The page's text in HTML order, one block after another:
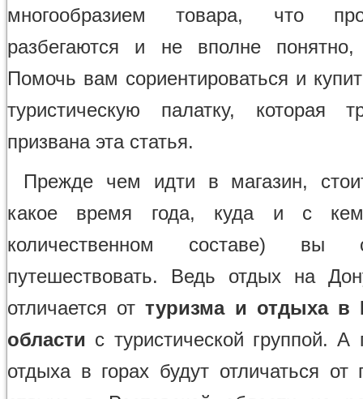
многообразием товара, что
разбегаются и не вполне
Помочь вам сориентироваться и
туристическую палатку, которая
призвана эта статья.
Прежде чем идти в магазин,
какое время года, куда и с
количественном составе) вы
путешествовать. Ведь отдых на
отличается оттуризма и отдыха в
области с туристической группой. А
отдыха в горах будут отличаться от